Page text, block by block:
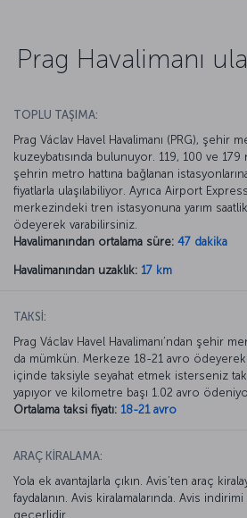
Prag Havalimanı
TOPLU TAŞIMA:
Prag Václav Havel Havalimanı (PRG), şehir
kuzeybatısında bulunuyor. 119, 100 ve
şehrin metro hattına bağlanan
fiyatlarla ulaşılabiliyor. Ayrıca Airport
merkezindeki tren istasyonuna yarım
ödeyerek varabilirsiniz.
Havalimanından ortalama süre: 47 dakika
Havalimanından uzaklık: 17 km
TAKSİ:
Prag Václav Havel Havalimanı’ndan şehir
da mümkün. Merkeze 18-21 avro ödeyerek
içinde taksiyle seyahat etmek isterseniz
yapıyor ve kilometre başı 1.02 avro
Ortalama taksi fiyatı: 18-21 avro
ARAÇ KİRALAMA:
Yola ek avantajlarla çıkın. Avis’ten araç
faydalanın. Avis kiralamalarında. Avis indirimi
geçerlidir.